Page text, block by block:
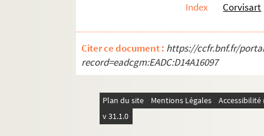
639. Recueil
640. Mémoire justificatif de Lequinio, membre
641. Recueil de documents intéressant la
642. [Titre absent ou non renseigné]
643. Recueil de pièces concernant des
644. Recueil de pièces concernant des
Index
Corvisart
Citer ce document : https://ccfr.bnf.fr/
record=eadcgm:EADC:D14A16097
Plan du site Mentions Légales
v 31.1.0